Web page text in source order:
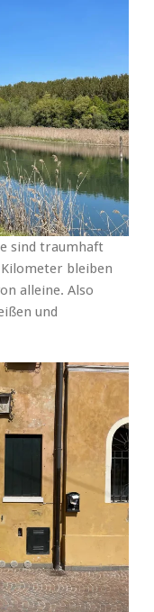
sind traumhaft
bleiben
alleine. Also
und